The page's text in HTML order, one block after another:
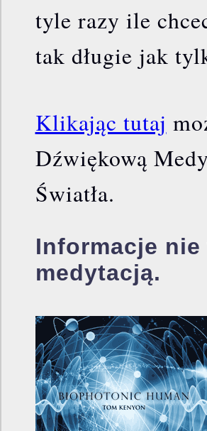
tyle razy ile
tak długie jak
Klikając tutaj
Dźwiękową
Światła.
Informacje
medytacją.